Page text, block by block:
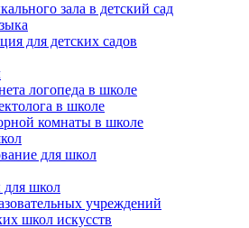
зала в детский сад
для детских садов
логопеда в школе
в школе
комнаты в школе
для школ
для школ
учреждений
школ искусств